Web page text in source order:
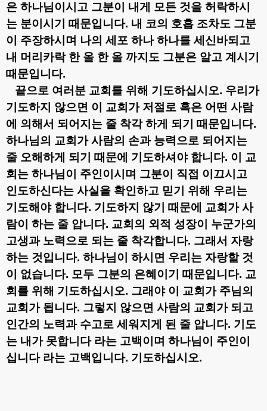
은 하나님이시고 그분이 내게 모든 것을 허락하시
는 분이시기 때문입니다. 내 코의 호흡 조차도 그분
이 주장하시며 나의 세포 하나 하나를 세신바되고
내 머리카락 한 올 한 올 까지도 그분은 알고 계시기
때문입니다.
끝으로 여러분 교회를 위해 기도하십시오. 우리가
기도하지 않으면 이 교회가 저절로 혹은 어떤 사람
에 의해서 되어지는 줄 착각 하게 되기 때문입니다.
하나님의 교회가 사람의 손과 능력으로 되어지는
줄 오해하게 되기 때문에 기도하셔야 합니다. 이 교
회는 하나님이 주인이시며 그분이 직접 이끄시고
인도하신다는 사실을 확인하고 믿기 위해 우리는
기도해야 합니다. 기도하지 않기 때문에 교회가 사
람이 하는 줄 압니다. 교회의 외적 성장이 누군가의
고생과 노력으로 되는 줄 착각합니다. 그래서 자랑
하는 것입니다. 하나님이 하시면 우리는 자랑할 것
이 없습니다. 모두 그분의 은혜이기 때문입니다. 교
회를 위해 기도하십시오. 그래야 이 교회가 주님의
교회가 됩니다. 그렇지 않으면 사람의 교회가 되고
인간의 노력과 수고로 세워지게 된 줄 압니다. 기도
는 내가 못합니다 라는 고백이며 하나님이 주인이
십니다 라는 고백입니다. 기도하십시오.